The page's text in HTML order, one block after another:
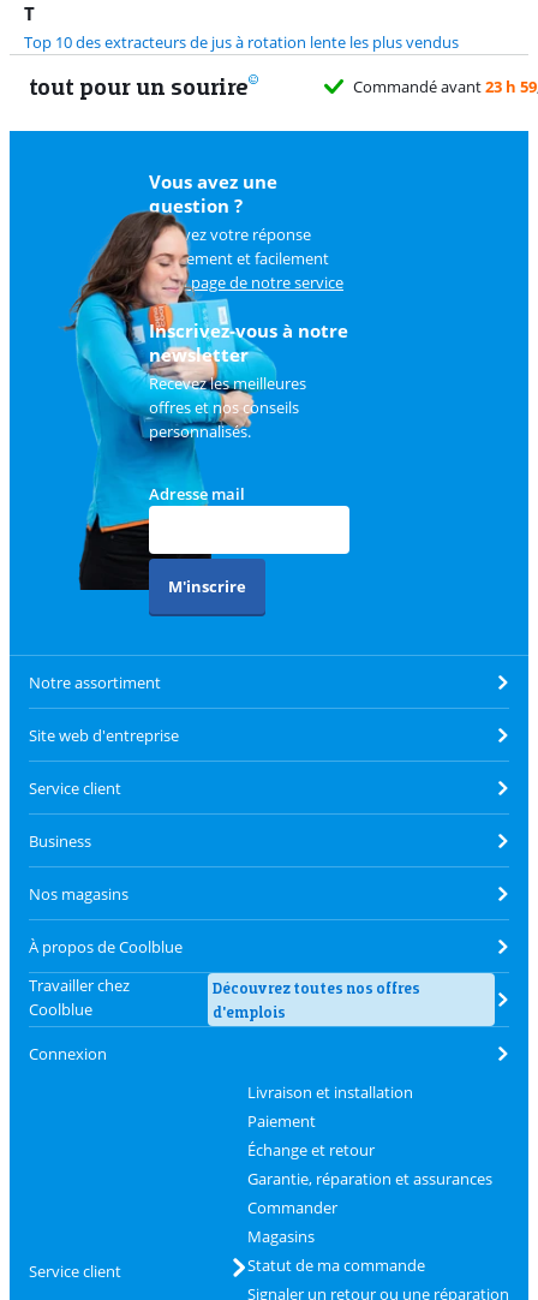
T
Top 10 des extracteurs de jus à rotation lente les plus vendus
tout pour un sourire Commandé avant23 h 59
Vous avez une
question ?
Trouvez votre réponse
rapidement et facilement
surla page de notre service
client.
Inscrivez-vous à notre
newsletter
Recevez les meilleures
offres et nos conseils
personnalisés.
Adresse mail
M'inscrire
Notre assortiment
Site web d'entreprise
Service client
Business
Nos magasins
À propos de Coolblue
Travailler chez
Coolblue
Découvrez toutes nos offres
d'emplois
Connexion
Service client
Livraison et installation
Paiement
Échange et retour
Garantie, réparation et assurances
Commander
Magasins
Statut de ma commande
Signaler un retour ou une réparation